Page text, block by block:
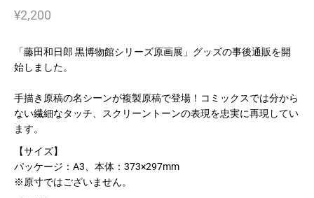
¥2,200
「藤田和日郎 黒博物館シリーズ原画展」グッズの事後通販を開
始しました。
手描き原稿の名シーンが複製原稿で登場！コミックスでは分から
ない繊細なタッチ、スクリーントーンの表現を忠実に再現してい
ます。
【サイズ】
パッケージ：A3、本体：373×297mm
※原寸ではございません。